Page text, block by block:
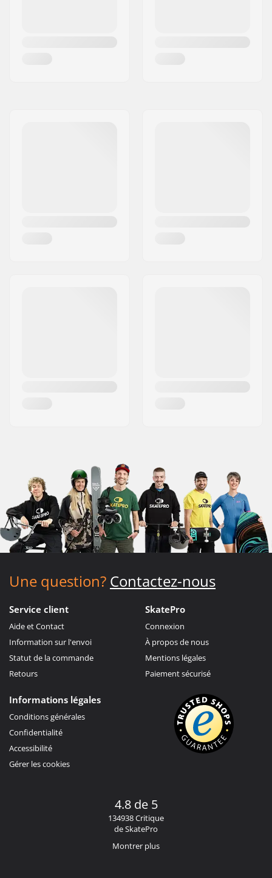
Une question? Contactez-nous
Service client
Aide et Contact
Information sur l'envoi
Statut de la commande
Retours
SkatePro
Connexion
À propos de nous
Mentions légales
Paiement sécurisé
Informations légales
Conditions générales
Confidentialité
Accessibilité
Gérer les cookies
4.8 de 5
134938 Critique
de SkatePro
Montrer plus